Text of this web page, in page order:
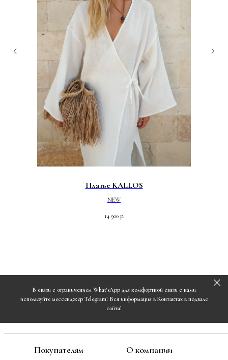
Платье KALLOS
NEW
14 900 р.
В связи с ограничением What'sApp для комфортной связи с нами
используйте мессенджер Telegram! Вся информация в Контактах в подвале
сайта!
Покупателям О компании